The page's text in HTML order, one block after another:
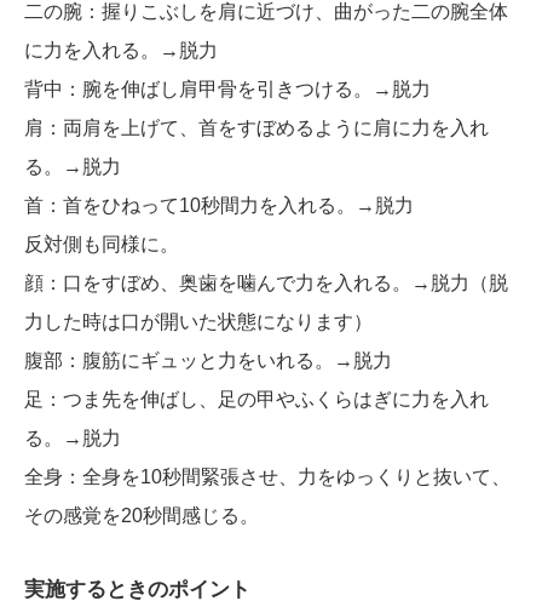
二の腕：握りこぶしを肩に近づけ、曲がった二の腕全体
に力を入れる。→脱力
背中：腕を伸ばし肩甲骨を引きつける。→脱力
肩：両肩を上げて、首をすぼめるように肩に力を入れ
る。→脱力
首：首をひねって10秒間力を入れる。→脱力
反対側も同様に。
顔：口をすぼめ、奥歯を噛んで力を入れる。→脱力（脱
力した時は口が開いた状態になります）
腹部：腹筋にギュッと力をいれる。→脱力
足：つま先を伸ばし、足の甲やふくらはぎに力を入れ
る。→脱力
全身：全身を10秒間緊張させ、力をゆっくりと抜いて、
その感覚を20秒間感じる。
実施するときのポイント